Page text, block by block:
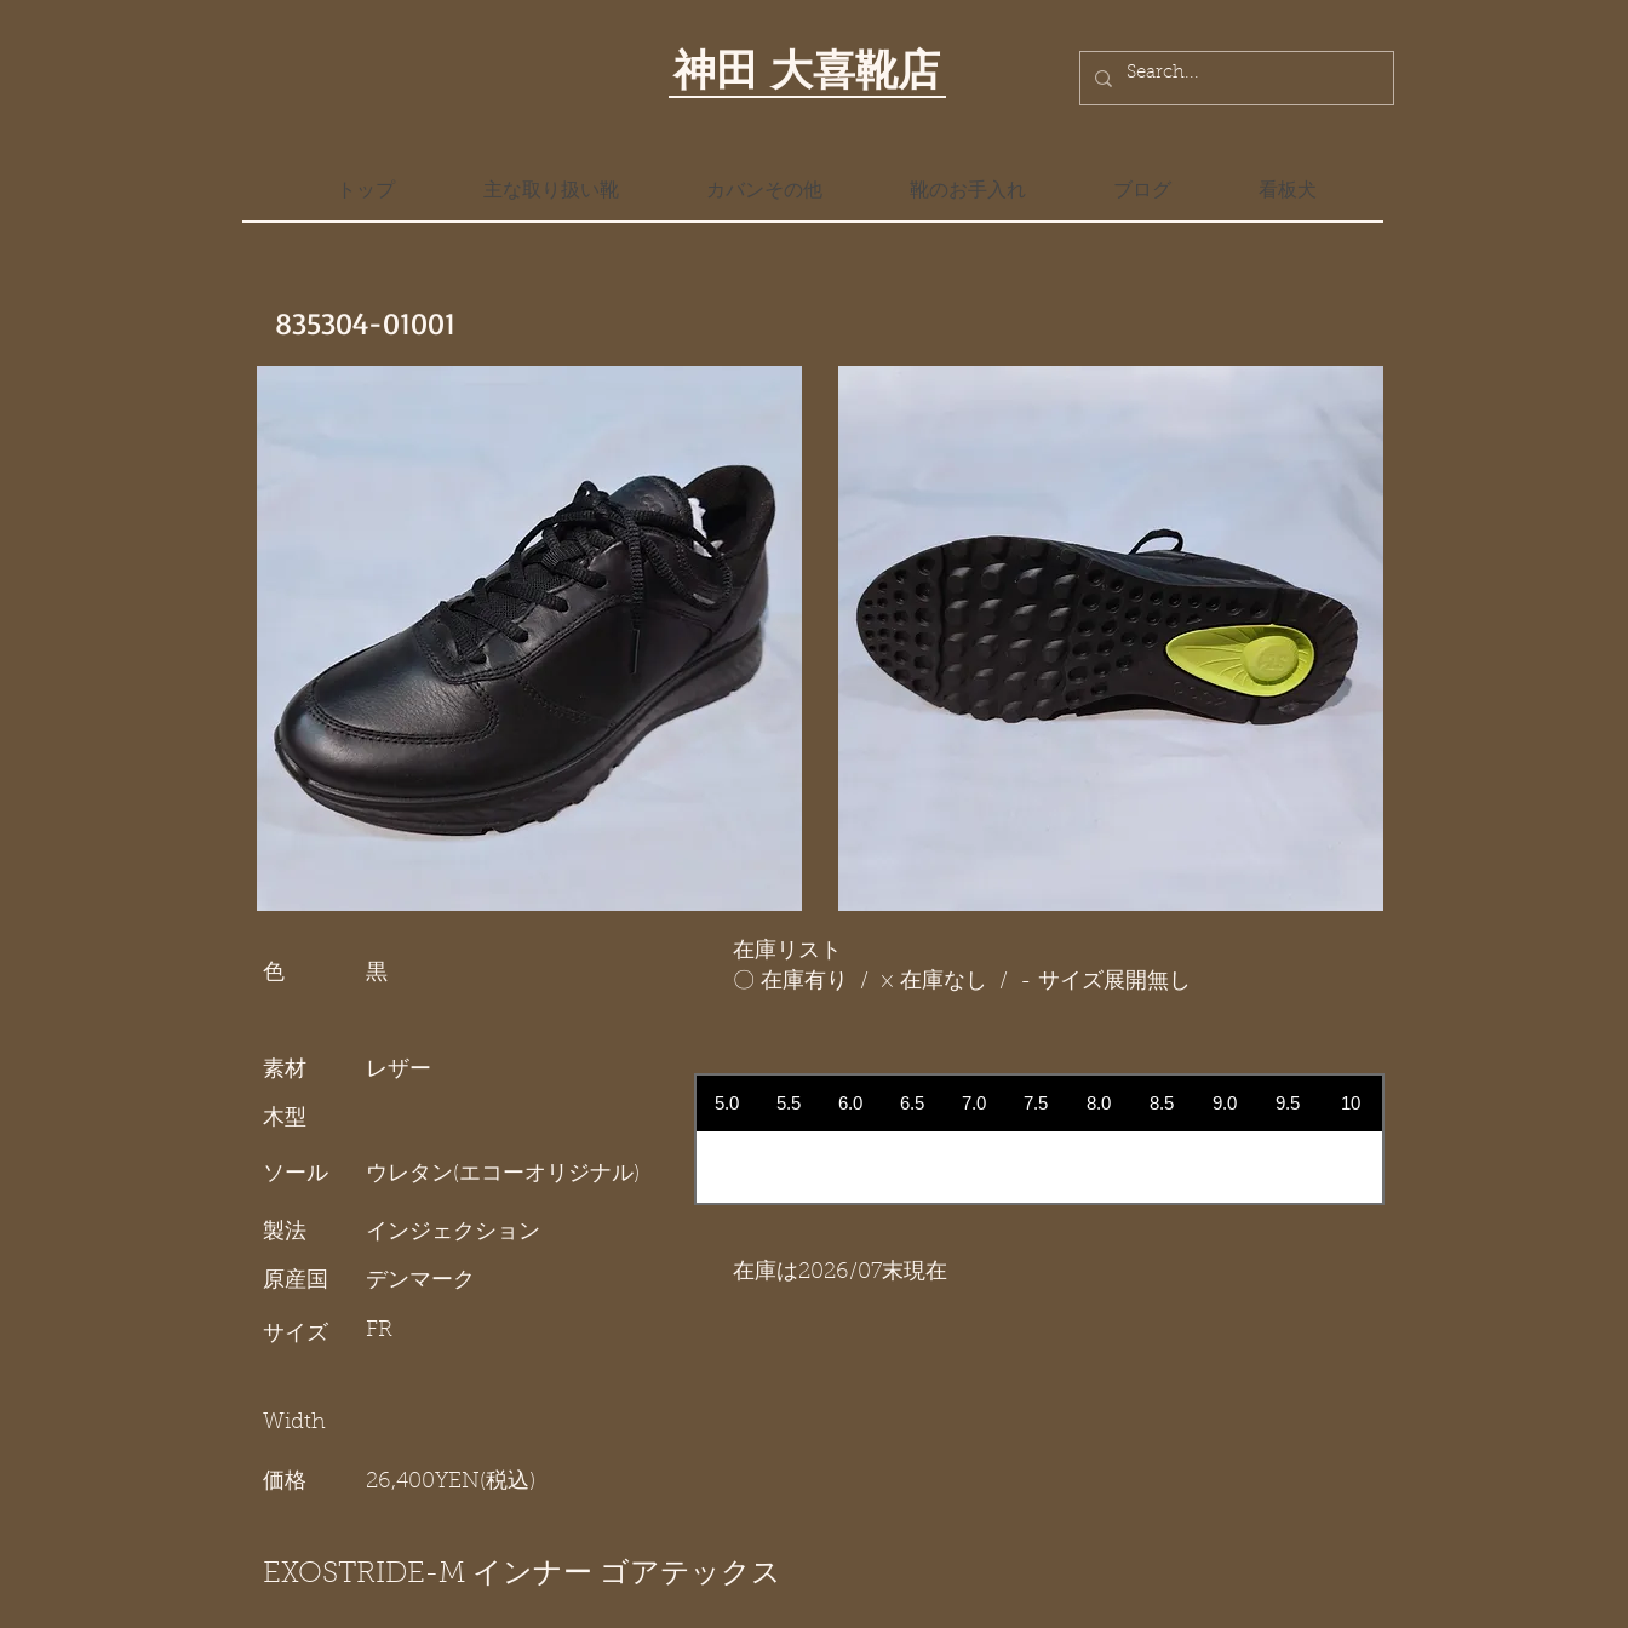
神田 大喜靴店
トップ 主な取り扱い靴 カバンその他 靴のお手入れ ブログ 看板犬
835304-01001
色 黒
在庫リスト
〇 在庫有り / × 在庫なし / - サイズ展開無し
素材
木型
ソール
製法
原産国
サイズ
レザー
ウレタン(エコーオリジナル)
5.0 5.5 6.0 6.5 7.0 7.5 8.0 8.5 9.0 9.5 10
インジェクション
デンマーク
FR
在庫は2026/07末現在
Width
価格 26,400YEN(税込)
EXOSTRIDE-M インナー ゴアテックス